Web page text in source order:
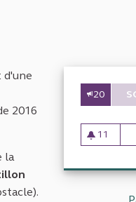
d'une
2016
la
20
11
11